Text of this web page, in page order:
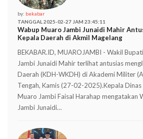
by: bekabar
TANGGAL 2025-02-27 JAM 23:45:11
Wabup Muaro Jambi Junaidi Mahir
Kepala Daerah di Akmil Magelang
BEKABAR.ID, MUAROJAMBI - Wakil
Jambi Junaidi Mahir terlihat antusias
Daerah (KDH-WKDH) di Akademi Militer
Tengah, Kamis (27-02-2025).Kepala
Muaro Jambi Faisal Harahap mengatakan
Jambi Junaidi…